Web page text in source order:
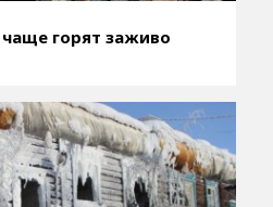
чаще горят заживо